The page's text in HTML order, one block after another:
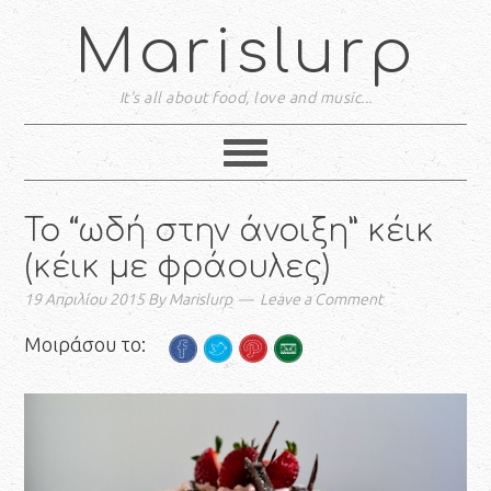
Marislurp
It's all about food, love and music...
To “ωδή στην άνοιξη” κέικ
(κέικ με φράουλες)
19 Απριλίου 2015ByMarislurp Leave a Comment
Μοιράσου το: